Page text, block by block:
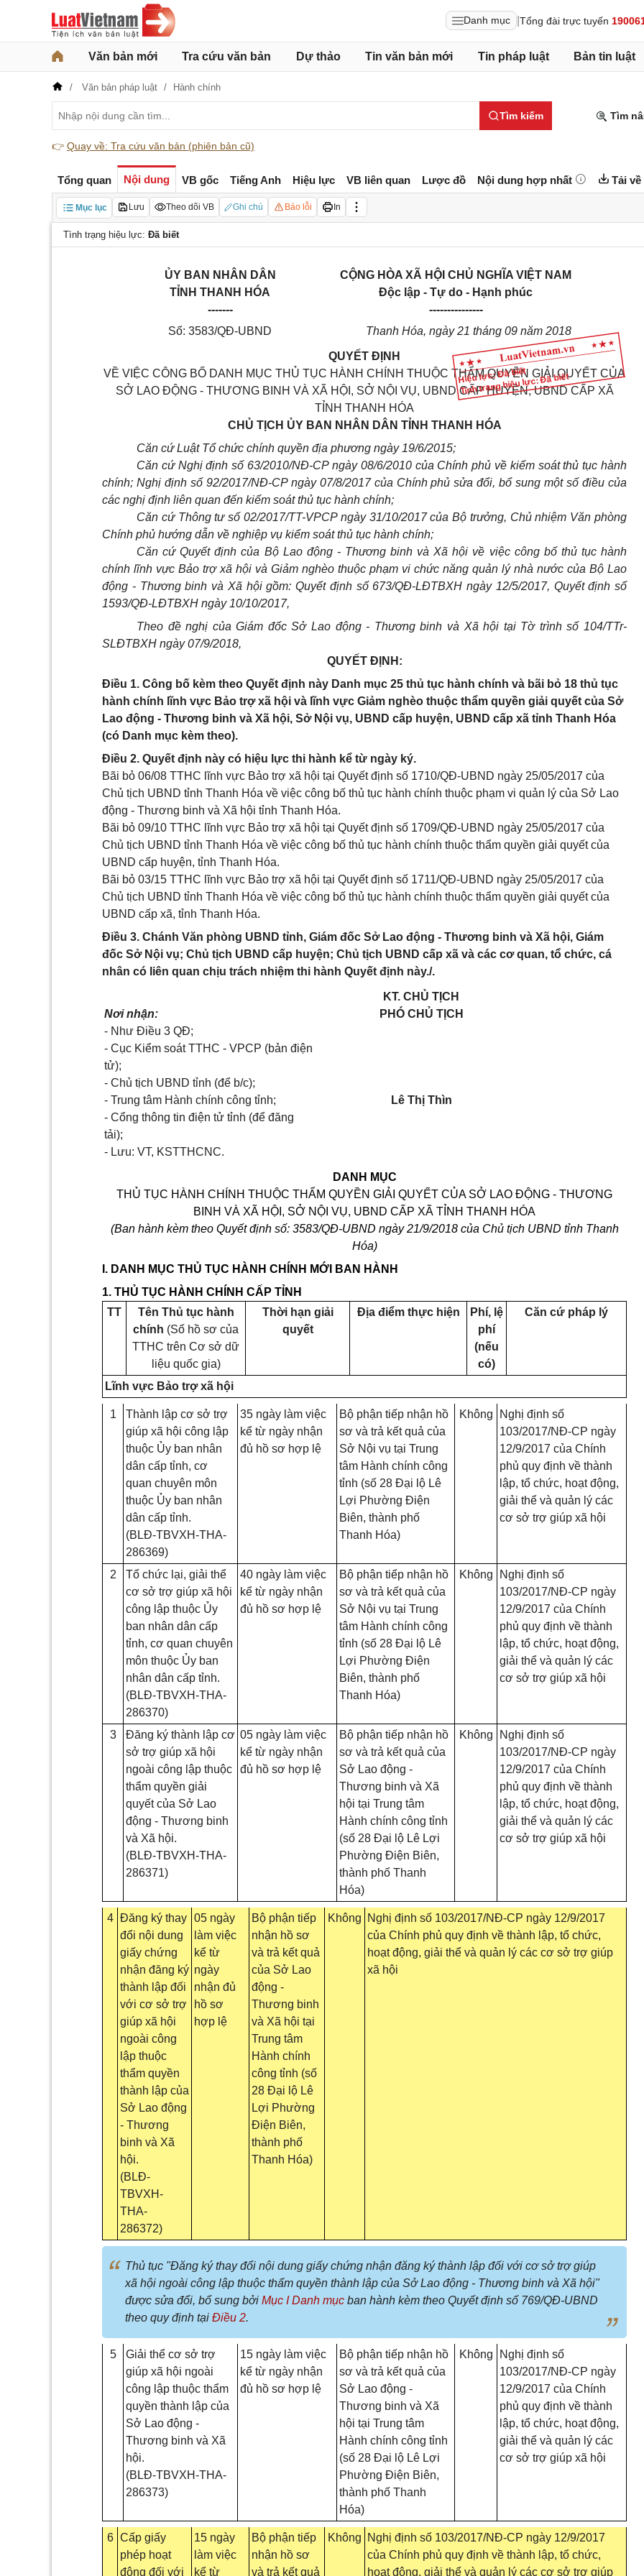
Danh mục Tổng đài trực tuyến
Văn bản mới Tra cứu văn bản Dự thảo Tin văn bản mới Tin pháp luật Bản tin luật
Văn bản pháp luật Hành chính
Tìm kiếm Tìm
👉 Quay về: Tra cứu văn bản (phiên bản cũ)
Tổng quan Nội dung VB gốc Tiếng Anh Hiệu lực VB liên quan Lược đồ Nội dung hợp nhất Tải về
Mục lục Lưu Theo dõi VB Ghi chú Báo lỗi In
Tình trạng hiệu lực: Đã biết
Hiệu lực: Đã biết
Tình trạng hiệu lực: Đã biết
ỦY BAN NHÂN DÂN
TỈNH THANH HÓA
-------
CỘNG HÒA XÃ HỘI CHỦ NGHĨA VIỆT NAM
Độc lập - Tự do - Hạnh phúc
---------------
Số: 3583/QĐ-UBND
Thanh Hóa, ngày 21 tháng 09 năm 2018
QUYẾT ĐỊNH
VỀ VIỆC CÔNG BỐ DANH MỤC THỦ TỤC HÀNH CHÍNH THUỘC THẨM QUYỀN GIẢI QUYẾT CỦA
SỞ LAO ĐỘNG - THƯƠNG BINH VÀ XÃ HỘI, SỞ NỘI VỤ, UBND CẤP HUYỆN, UBND CẤP XÃ
TỈNH THANH HÓA
CHỦ TỊCH ỦY BAN NHÂN DÂN TỈNH THANH HÓA
Căn cứ Luật Tổ chức chính quyền địa phương ngày 19/6/2015;
Căn cứ Nghị định số 63/2010/NĐ-CP ngày 08/6/2010 của Chính phủ về kiểm soát thủ tục hành
chính; Nghị định số 92/2017/NĐ-CP ngày 07/8/2017 của Chính phủ sửa đổi, bổ sung một số điều của
các nghị định liên quan đến kiểm soát thủ tục hành chính;
Căn cứ Thông tư số 02/2017/TT-VPCP ngày 31/10/2017 của Bộ trưởng, Chủ nhiệm Văn phòng
Chính phủ hướng dẫn về nghiệp vụ kiểm soát thủ tục hành chính;
Căn cứ Quyết định của Bộ Lao động - Thương binh và Xã hội về việc công bố thủ tục hành
chính lĩnh vực Bảo trợ xã hội và Giảm nghèo thuộc phạm vi chức năng quản lý nhà nước của Bộ Lao
động - Thương binh và Xã hội gồm: Quyết định số 673/QĐ-LĐTBXH ngày 12/5/2017, Quyết định số
1593/QĐ-LĐTBXH ngày 10/10/2017,
Theo đề nghị của Giám đốc Sở Lao động - Thương binh và Xã hội tại Tờ trình số 104/TTr-
SLĐTBXH ngày 07/9/2018,
QUYẾT ĐỊNH:
Điều 1. Công bố kèm theo Quyết định này Danh mục 25 thủ tục hành chính và bãi bỏ 18 thủ tục
hành chính lĩnh vực Bảo trợ xã hội và lĩnh vực Giảm nghèo thuộc thẩm quyền giải quyết của Sở
Lao động - Thương binh và Xã hội, Sở Nội vụ, UBND cấp huyện, UBND cấp xã tỉnh Thanh Hóa
(có Danh mục kèm theo).
Điều 2. Quyết định này có hiệu lực thi hành kể từ ngày ký.
Bãi bỏ 06/08 TTHC lĩnh vực Bảo trợ xã hội tại Quyết định số 1710/QĐ-UBND ngày 25/05/2017 của
Chủ tịch UBND tỉnh Thanh Hóa về việc công bố thủ tục hành chính thuộc phạm vi quản lý của Sở Lao
động - Thương binh và Xã hội tỉnh Thanh Hóa.
Bãi bỏ 09/10 TTHC lĩnh vực Bảo trợ xã hội tại Quyết định số 1709/QĐ-UBND ngày 25/05/2017 của
Chủ tịch UBND tỉnh Thanh Hóa về việc công bố thủ tục hành chính thuộc thẩm quyền giải quyết của
UBND cấp huyện, tỉnh Thanh Hóa.
Bãi bỏ 03/15 TTHC lĩnh vực Bảo trợ xã hội tại Quyết định số 1711/QĐ-UBND ngày 25/05/2017 của
Chủ tịch UBND tỉnh Thanh Hóa về việc công bố thủ tục hành chính thuộc thẩm quyền giải quyết của
UBND cấp xã, tỉnh Thanh Hóa.
Điều 3. Chánh Văn phòng UBND tỉnh, Giám đốc Sở Lao động - Thương binh và Xã hội, Giám
đốc Sở Nội vụ; Chủ tịch UBND cấp huyện; Chủ tịch UBND cấp xã và các cơ quan, tổ chức, cá
nhân có liên quan chịu trách nhiệm thi hành Quyết định này./.
Nơi nhận:
- Như Điều 3 QĐ;
- Cục Kiểm soát TTHC - VPCP (bản điện
tử);
- Chủ tịch UBND tỉnh (để b/c);
- Trung tâm Hành chính công tỉnh;
- Cổng thông tin điện tử tỉnh (để đăng
tải);
- Lưu: VT, KSTTHCNC.
KT. CHỦ TỊCH
PHÓ CHỦ TỊCH
Lê Thị Thìn
DANH MỤC
THỦ TỤC HÀNH CHÍNH THUỘC THẨM QUYỀN GIẢI QUYẾT CỦA SỞ LAO ĐỘNG - THƯƠNG
BINH VÀ XÃ HỘI, SỞ NỘI VỤ, UBND CẤP XÃ TỈNH THANH HÓA
(Ban hành kèm theo Quyết định số: 3583/QĐ-UBND ngày 21/9/2018 của Chủ tịch UBND tỉnh Thanh
Hóa)
I. DANH MỤC THỦ TỤC HÀNH CHÍNH MỚI BAN HÀNH
1. THỦ TỤC HÀNH CHÍNH CẤP TỈNH
TT
Tên Thủ tục hành
chính (Số hồ sơ của
TTHC trên Cơ sở dữ
liệu quốc gia)
Thời hạn giải
quyết
Địa điểm thực hiện
Phí, lệ
phí
(nếu
có)
Căn cứ pháp lý
Lĩnh vực Bảo trợ xã hội
1
Thành lập cơ sở trợ
giúp xã hội công lập
thuộc Ủy ban nhân
dân cấp tỉnh, cơ
quan chuyên môn
thuộc Ủy ban nhân
dân cấp tỉnh.
(BLĐ-TBVXH-THA-
286369)
35 ngày làm việc
kể từ ngày nhận
đủ hồ sơ hợp lệ
Bộ phận tiếp nhận hồ
sơ và trả kết quả của
Sở Nội vụ tại Trung
tâm Hành chính công
tỉnh (số 28 Đại lộ Lê
Lợi Phường Điện
Biên, thành phố
Thanh Hóa)
Không
Nghị định số
103/2017/NĐ-CP ngày
12/9/2017 của Chính
phủ quy định về thành
lập, tổ chức, hoạt động,
giải thể và quản lý các
cơ sở trợ giúp xã hội
2
Tổ chức lại, giải thể
cơ sở trợ giúp xã hội
công lập thuộc Ủy
ban nhân dân cấp
tỉnh, cơ quan chuyên
môn thuộc Ủy ban
nhân dân cấp tỉnh.
(BLĐ-TBVXH-THA-
286370)
40 ngày làm việc
kể từ ngày nhận
đủ hồ sơ hợp lệ
Bộ phận tiếp nhận hồ
sơ và trả kết quả của
Sở Nội vụ tại Trung
tâm Hành chính công
tỉnh (số 28 Đại lộ Lê
Lợi Phường Điện
Biên, thành phố
Thanh Hóa)
Không
Nghị định số
103/2017/NĐ-CP ngày
12/9/2017 của Chính
phủ quy định về thành
lập, tổ chức, hoạt động,
giải thể và quản lý các
cơ sở trợ giúp xã hội
3
Đăng ký thành lập cơ
sở trợ giúp xã hội
ngoài công lập thuộc
thẩm quyền giải
quyết của Sở Lao
động - Thương binh
và Xã hội.
(BLĐ-TBVXH-THA-
286371)
05 ngày làm việc
kể từ ngày nhận
đủ hồ sơ hợp lệ
Bộ phận tiếp nhận hồ
sơ và trả kết quả của
Sở Lao động -
Thương binh và Xã
hội tại Trung tâm
Hành chính công tỉnh
(số 28 Đại lộ Lê Lợi
Phường Điện Biên,
thành phố Thanh
Hóa)
Không
Nghị định số
103/2017/NĐ-CP ngày
12/9/2017 của Chính
phủ quy định về thành
lập, tổ chức, hoạt động,
giải thể và quản lý các
cơ sở trợ giúp xã hội
4 Đăng ký thay
đổi nội dung
giấy chứng
nhận đăng ký
thành lập đối
với cơ sở trợ
giúp xã hội
ngoài công
lập thuộc
thẩm quyền
thành lập của
Sở Lao động
- Thương
binh và Xã
hội.
(BLĐ-
TBVXH-
THA-
286372)
05 ngày
làm việc
kể từ
ngày
nhận đủ
hồ sơ
hợp lệ
Bộ phận tiếp
nhận hồ sơ
và trả kết quả
của Sở Lao
động -
Thương binh
và Xã hội tại
Trung tâm
Hành chính
công tỉnh (số
28 Đại lộ Lê
Lợi Phường
Điện Biên,
thành phố
Thanh Hóa)
Không
Nghị định số 103/2017/NĐ-CP ngày 12/9/2017
của Chính phủ quy định về thành lập, tổ chức,
hoạt động, giải thể và quản lý các cơ sở trợ giúp
xã hội
Thủ tục "Đăng ký thay đổi nội dung giấy chứng nhận đăng ký thành lập đối với cơ sở trợ giúp
xã hội ngoài công lập thuộc thẩm quyền thành lập của Sở Lao động - Thương binh và Xã hội"
được sửa đổi, bổ sung bởi Mục I Danh mục ban hành kèm theo Quyết định số 769/QĐ-UBND
theo quy định tại Điều 2.
5
Giải thể cơ sở trợ
giúp xã hội ngoài
công lập thuộc thẩm
quyền thành lập của
Sở Lao động -
Thương binh và Xã
hội.
(BLĐ-TBVXH-THA-
286373)
15 ngày làm việc
kể từ ngày nhận
đủ hồ sơ hợp lệ
Bộ phận tiếp nhận hồ
sơ và trả kết quả của
Sở Lao động -
Thương binh và Xã
hội tại Trung tâm
Hành chính công tỉnh
(số 28 Đại lộ Lê Lợi
Phường Điện Biên,
thành phố Thanh
Hóa)
Không
Nghị định số
103/2017/NĐ-CP ngày
12/9/2017 của Chính
phủ quy định về thành
lập, tổ chức, hoạt động,
giải thể và quản lý các
cơ sở trợ giúp xã hội
6 Cấp giấy
phép hoạt
động đối với
15 ngày
làm việc
kể từ
Bộ phận tiếp
nhận hồ sơ
và trả kết quả
Không
Nghị định số 103/2017/NĐ-CP ngày 12/9/2017
của Chính phủ quy định về thành lập, tổ chức,
hoạt động, giải thể và quản lý các cơ sở trợ giúp